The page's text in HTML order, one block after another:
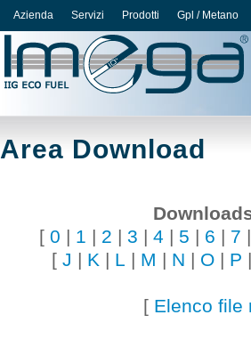
Area Download
[ 0 | 1 | 2 | 3 | 4 | 5 | 6 | 7 |
[ J | K | L | M | N | O | P |
[ Elenco file
Azienda Servizi Prodotti Gpl / Metano